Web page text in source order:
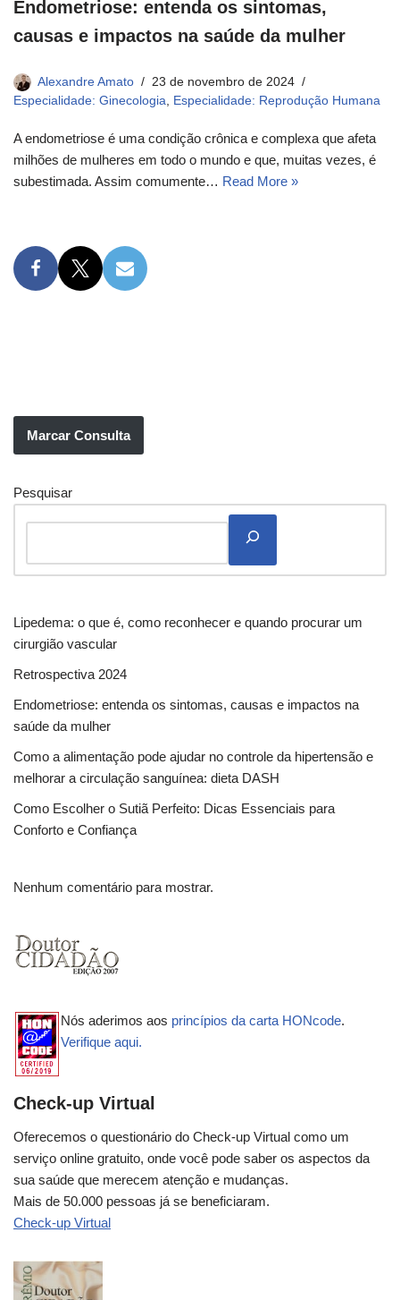
Endometriose: entenda os sintomas,
causas e impactos na saúde da mulher
Alexandre Amato
23 de novembro de 2024
Especialidade: Ginecologia
Especialidade: Reprodução Humana
A endometriose é uma condição crônica e complexa que afeta
milhões de mulheres em todo o mundo e que, muitas vezes, é
subestimada. Assim comumente… Read More »
Marcar Consulta
Pesquisar
Lipedema: o que é, como reconhecer e quando procurar um
cirurgião vascular
Retrospectiva 2024
Endometriose: entenda os sintomas, causas e impactos na
saúde da mulher
Como a alimentação pode ajudar no controle da hipertensão e
melhorar a circulação sanguínea: dieta DASH
Como Escolher o Sutiã Perfeito: Dicas Essenciais para
Conforto e Confiança
Nenhum comentário para mostrar.
Nós aderimos aos princípios da carta HONcode.
Verifique aqui.
Check-up Virtual
Oferecemos o questionário do Check-up Virtual como um
serviço online gratuito, onde você pode saber os aspectos da
sua saúde que merecem atenção e mudanças.
Mais de 50.000 pessoas já se beneficiaram.
Check-up Virtual